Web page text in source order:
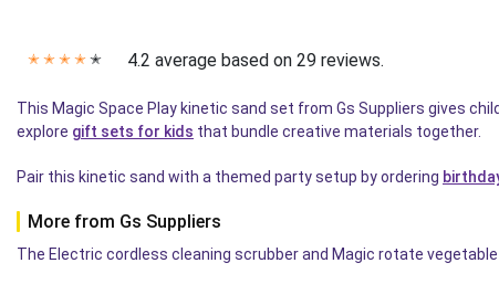
✭ ✭ ✭ ✭ ✭ 4.2 average based on 29 reviews.
This Magic Space Play kinetic sand set from Gs Suppliers gives
explore gift sets for kids that bundle creative materials together.
Pair this kinetic sand with a themed party setup by ordering
More from Gs Suppliers
The Electric cordless cleaning scrubber and Magic rotate